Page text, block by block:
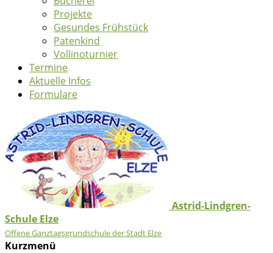
Projekte
Gesundes Frühstück
Patenkind
Vollinoturnier
Termine
Aktuelle Infos
Formulare
Astrid-Lindgren-
Schule Elze
Offene Ganztagsgrundschule der Stadt Elze
Kurzmenü